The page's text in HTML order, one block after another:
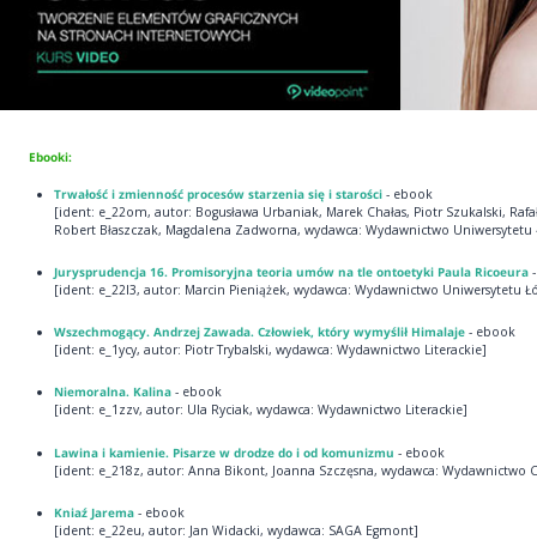
Ebooki:
Trwałość i zmienność procesów starzenia się i starości- ebook
[ident: e_22om, autor: Bogusława Urbaniak, Marek Chałas, Piotr Szukalski,
Robert Błaszczak, Magdalena Zadworna, wydawca: Wydawnictwo
Jurysprudencja 16. Promisoryjna teoria umów na tle ontoetyki Paula Ricoeura
[ident: e_22l3, autor: Marcin Pieniążek, wydawca: Wydawnictwo Uniwersytetu
Wszechmogący. Andrzej Zawada. Człowiek, który wymyślił Himalaje- ebook
[ident: e_1ycy, autor: Piotr Trybalski, wydawca: Wydawnictwo Literackie]
Niemoralna. Kalina- ebook
[ident: e_1zzv, autor: Ula Ryciak, wydawca: Wydawnictwo Literackie]
Lawina i kamienie. Pisarze w drodze do i od komunizmu - ebook
[ident: e_218z, autor: Anna Bikont, Joanna Szczęsna, wydawca: Wydawnictwo
Kniaź Jarema- ebook
[ident: e_22eu, autor: Jan Widacki, wydawca: SAGA Egmont]